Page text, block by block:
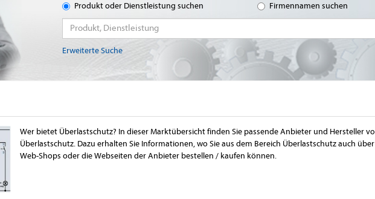
Produkt oder Dienstleistung suchen Firmennamen suchen
Erweiterte Suche
Wer bietet Überlastschutz? In dieser Marktübersicht finden Sie passende Anbieter und Hersteller
Überlastschutz. Dazu erhalten Sie Informationen, wo Sie aus dem Bereich Überlastschutz auch
Web-Shops oder die Webseiten der Anbieter bestellen / kaufen können.